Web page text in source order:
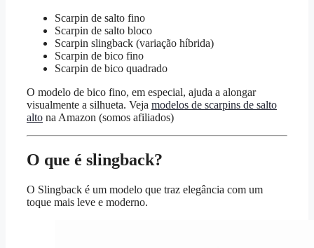
Scarpin de salto fino
Scarpin de salto bloco
Scarpin slingback (variação híbrida)
Scarpin de bico fino
Scarpin de bico quadrado
O modelo de bico fino, em especial, ajuda a alongar
visualmente a silhueta. Veja modelos de scarpins de salto
alto na Amazon (somos afiliados)
O que é slingback?
O Slingback é um modelo que traz elegância com um
toque mais leve e moderno.